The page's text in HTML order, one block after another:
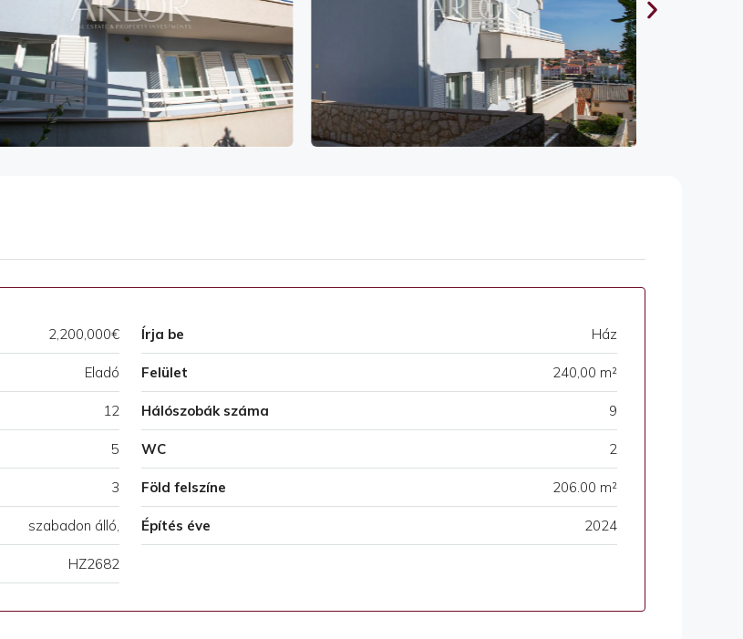
2,200,000€ Írja be Ház
Eladó Felület 240,00 m²
12 Hálószobák száma 9
5 WC 2
3 Föld felszíne 206.00 m²
szabadon álló, Építés éve 2024
HZ2682